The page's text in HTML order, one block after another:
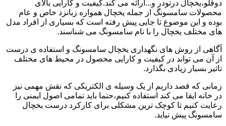
دوقلو،یخچال درتودر و...ارائه می کند.کیفیت و کارایی بالای
محصولات سامسونگ از جمله یخچال همواره زبانزد خاص و عام
بوده و این موضوع تا جایی پیش رفته است که بسیاری از افراد مدل
های مختلف یخچال را با نام سامسونگ می شناسند.
آگاهی از روش های نگهداری یخچال سامسونگ و استفاده ی درست
از آن می تواند در کیفیت و کارایی محصول در محیط های مختلف
تاثیر بسیار زیادی بگذارد.
زمانی که قصد داریم از یک وسیله ی الکتریکی که نقش مهمی نیز
در خانه ایفا می کند استفاده کنیم،حتما باید تمامی اصول ایمنی را
رعایت کنیم تا کوچک ترین مشکلی برای کارکرد درست یخچال
سامسونگ پیش نیاید.